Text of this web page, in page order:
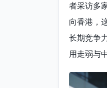
者采访多
向香港，
长期竞争
用走弱与